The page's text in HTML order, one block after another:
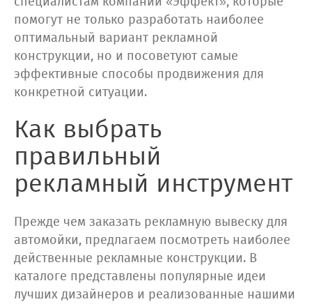
помогут не только разработать наиболее
оптимальный вариант рекламной
конструкции, но и посоветуют самые
эффективные способы продвижения для
конкретной ситуации.
Как выбрать
правильный
рекламный инструмент
Прежде чем заказать рекламную вывеску для
автомойки, предлагаем посмотреть наиболее
действенные рекламные конструкции. В
каталоге представлены популярные идеи
лучших дизайнеров и реализованные нашими